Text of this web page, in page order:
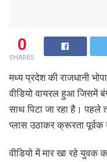
0
SHARES
मध्य प्रदेश की राजधानी
वीडियो वायरल हुआ जिसमें
साथ पिटा जा रहा है। पहले
प्लास उठाकर क्रूरता
वीडियो में मार खा रहे युवक